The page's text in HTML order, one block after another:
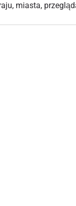
miasta,